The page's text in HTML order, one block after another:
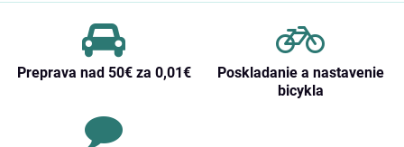
Preprava nad 50€ za 0,01€
Poskladanie a nastavenie
bicykla